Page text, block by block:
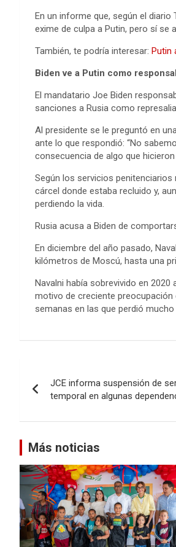
En un informe que, según el diario
exime de culpa a Putin, pero sí se
También, te podría interesar: Putin
Biden ve a Putin como
El mandatario Joe Biden
sanciones a Rusia como
Al presidente se le preguntó en
ante lo que respondió: “No
consecuencia de algo que
Según los servicios
cárcel donde estaba recluido y,
perdiendo la vida.
Rusia acusa a Biden de
En diciembre del año pasado,
kilómetros de Moscú, hasta una
Navalni había sobrevivido en
motivo de creciente preocupación
semanas en las que perdió mucho
de
entradas
JCE informa suspensión de
temporal en algunas
Más noticias